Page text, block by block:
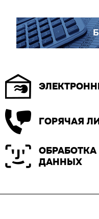
ГОРЯЧАЯ
ДАННЫХ